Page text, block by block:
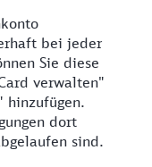
bei jeder
Sie diese
verwalten"
hinzufügen.
dort
sind.